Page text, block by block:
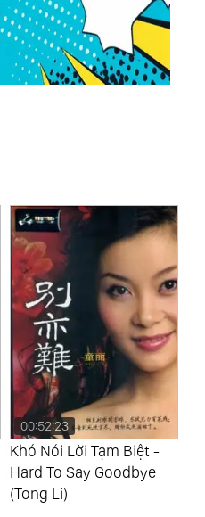
01:00:18
Yêu Em Đừng Đi - Love
Me Don’T Leave (Tong Li)